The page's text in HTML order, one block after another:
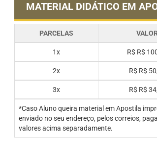
MATERIAL DIDÁTICO EM
PARCELAS
1x R$ R$
2x R$ R$
3x R$ R$
*Caso Aluno queira material em Apostila
enviado no seu endereço, pelos correios,
valores acima separadamente.